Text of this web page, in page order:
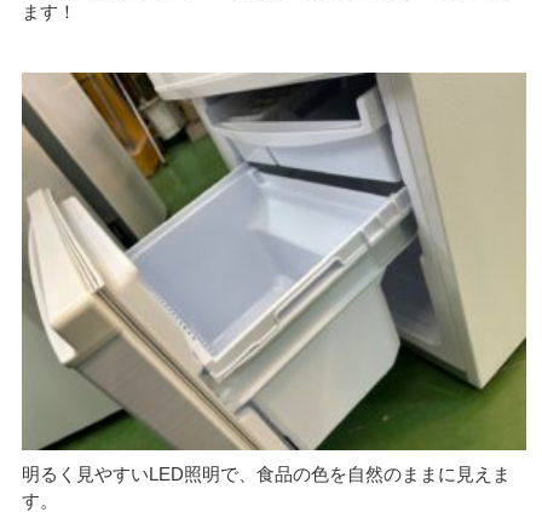
ます！
明るく見やすいLED照明で、食品の色を自然のままに見えま
す。